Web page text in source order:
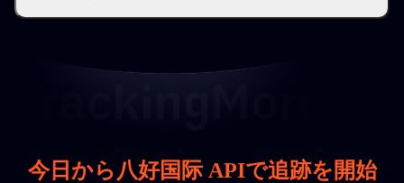
今日から八好国际 APIで追跡を開始